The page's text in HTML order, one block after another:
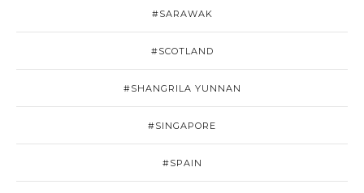
#SARAWAK
#SCOTLAND
#SHANGRILA YUNNAN
#SINGAPORE
#SPAIN